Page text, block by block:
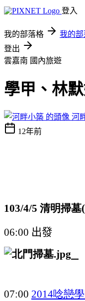
登入
我的部落格 我的
登出
雲嘉南 國內旅遊
學甲、林
河
12年前
103/4/5 清明掃墓(
06:00 出發
07:00 2014唸戀